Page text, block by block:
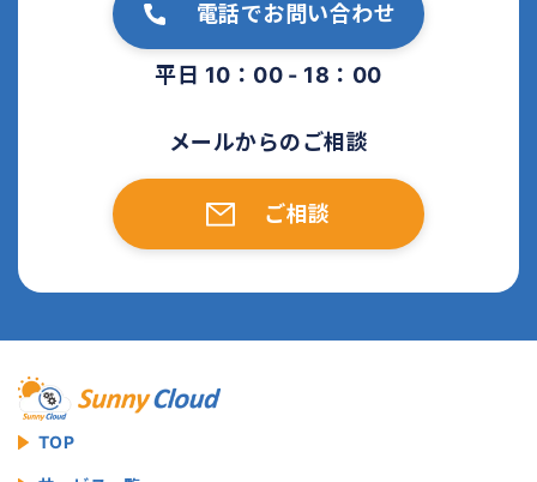
電話でお問い合わせ
平日 10：00 - 18：00
メールからのご相談
ご相談
TOP